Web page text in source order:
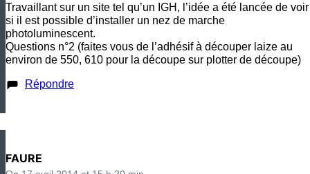
Travaillant sur un site tel qu’un IGH, l’idée a été lancée de voir
si il est possible d’installer un nez de marche
photoluminescent.
Questions n°2 (faites vous de l’adhésif à découper laize au
environ de 550, 610 pour la découpe sur plotter de découpe)
Répondre
FAURE